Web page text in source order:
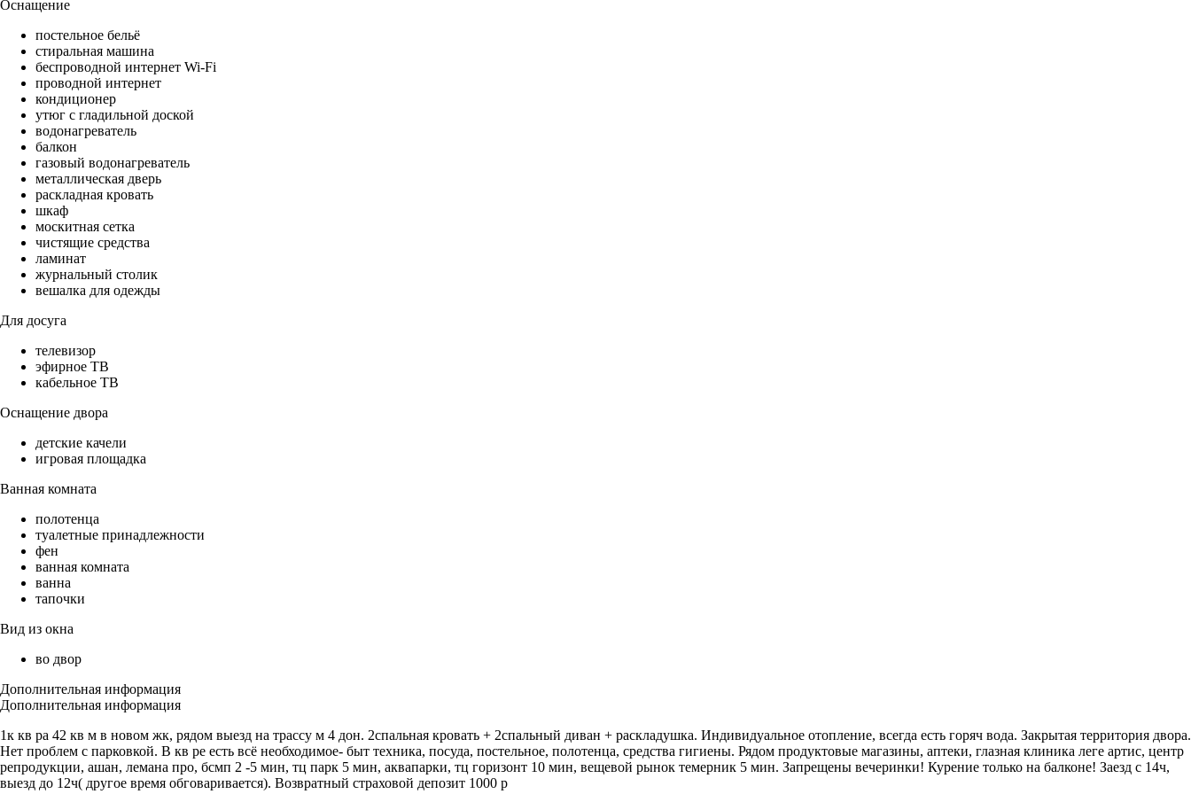
Оснащение
постельное бельё
стиральная машина
беспроводной интернет Wi-Fi
проводной интернет
кондиционер
утюг с гладильной доской
водонагреватель
балкон
газовый водонагреватель
металлическая дверь
раскладная кровать
шкаф
москитная сетка
чистящие средства
ламинат
журнальный столик
вешалка для одежды
Для досуга
телевизор
эфирное ТВ
кабельное ТВ
Оснащение двора
детские качели
игровая площадка
Ванная комната
полотенца
туалетные принадлежности
фен
ванная комната
ванна
тапочки
Вид из окна
во двор
Дополнительная информация
Дополнительная информация
1к кв ра 42 кв м в новом жк, рядом выезд на трассу м 4 дон. 2спальная кровать + 2спальный диван + раскладушка. Индивидуальное отопление, всегда есть горяч вода. Закрытая территория двора.
Нет проблем с парковкой. В кв ре есть всё необходимое- быт техника, посуда, постельное, полотенца, средства гигиены. Рядом продуктовые магазины, аптеки, глазная клиника леге артис, центр
репродукции, ашан, лемана про, бсмп 2 -5 мин, тц парк 5 мин, аквапарки, тц горизонт 10 мин, вещевой рынок темерник 5 мин. Запрещены вечеринки! Курение только на балконе! Заезд с 14ч,
выезд до 12ч( другое время обговаривается). Возвратный страховой депозит 1000 р